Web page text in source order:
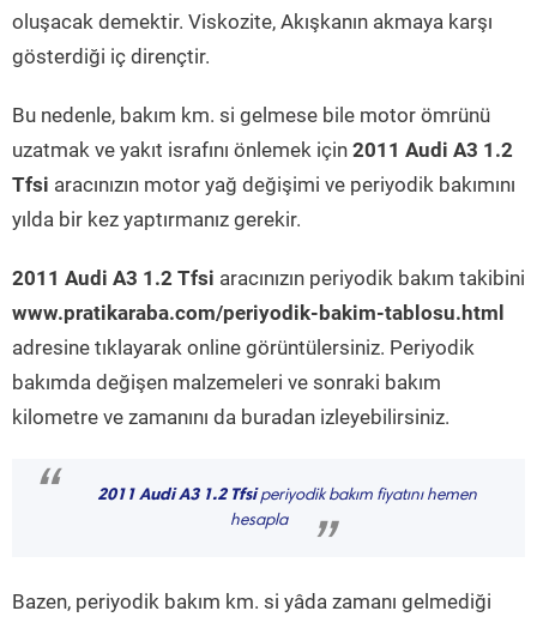
oluşacak demektir. Viskozite, Akışkanın akmaya karşı
gösterdiği iç dirençtir.
Bu nedenle, bakım km. si gelmese bile motor ömrünü
uzatmak ve yakıt israfını önlemek için 2011 Audi A3 1.2
Tfsi aracınızın motor yağ değişimi ve periyodik bakımını
yılda bir kez yaptırmanız gerekir.
2011 Audi A3 1.2 Tfsi aracınızın periyodik bakım takibini
www.pratikaraba.com/periyodik-bakim-tablosu.html
adresine tıklayarak online görüntülersiniz. Periyodik
bakımda değişen malzemeleri ve sonraki bakım
kilometre ve zamanını da buradan izleyebilirsiniz.
“ 2011 Audi A3 1.2 Tfsiperiyodik bakım fiyatını hemen
hesapla
”
Bazen, periyodik bakım km. si yâda zamanı gelmediği